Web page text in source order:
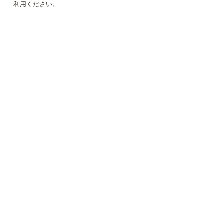
利用ください。